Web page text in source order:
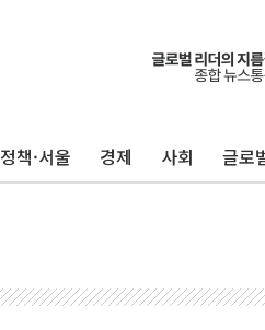
정책·서울 경제 사회 글로